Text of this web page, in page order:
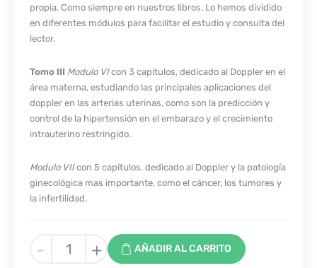
propia. Como siempre en nuestros libros. Lo hemos dividido
en diferentes módulos para facilitar el estudio y consulta del
lector.
Tomo III Modulo VIcon 3 capítulos, dedicado al Doppler en el
área materna, estudiando las principales aplicaciones del
doppler en las arterias uterinas, como son la predicción y
control de la hipertensión en el embarazo y el crecimiento
intrauterino restringido.
Modulo VIIcon 5 capítulos, dedicado al Doppler y la patología
ginecológica mas importante, como el cáncer, los tumores y
la infertilidad.
-
GALLO
DOPPLER+ AÑADIR AL CARRITO